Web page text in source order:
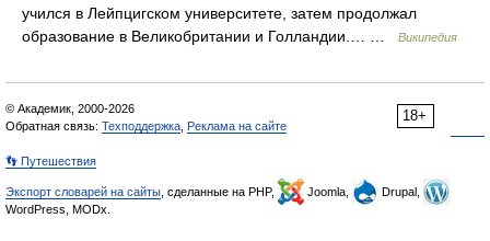
учился в Лейпцигском университете, затем продолжал
образование в Великобритании и Голландии.… …
Википедия
18+
© Академик, 2000-2026
Обратная связь: Техподдержка Реклама на сайте
👣 Путешествия
Экспорт словарей на сайты , сделанные на PHP, Joomla,
Drupal,
WordPress, MODx.